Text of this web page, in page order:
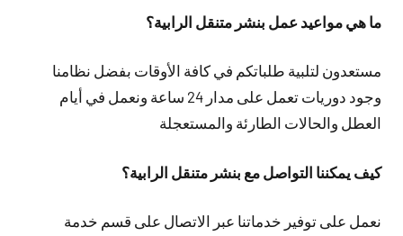
ما هي مواعيد عمل بنشر متنقل الرابية؟
مستعدون لتلبية طلباتكم في كافة الأوقات بفضل نظامنا
وجود دوريات تعمل على مدار 24 ساعة ونعمل في أيام
العطل والحالات الطارئة والمستعجلة
كيف يمكننا التواصل مع بنشر متنقل الرابية؟
نعمل على توفير خدماتنا عبر الاتصال على قسم خدمة